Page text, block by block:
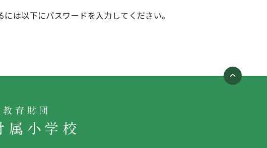
は以下にパスワードを入力してください。